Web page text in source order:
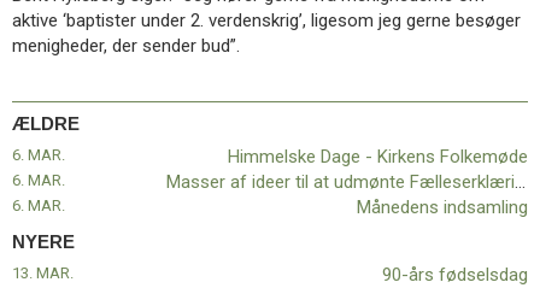
12.0:
Inspiration
13.0:
Værktøjskassen
14.0:
Mission
BaptistKirken
16.0:
Kontakt
Næste
indlæg:
års
fødselsdag
aktive ‘baptister under 2. verdenskrig’, ligesom jeg gerne besøger
menigheder, der sender bud”.
ÆLDRE
6. MAR. Himmelske Dage - Kirkens Folkemøde
6. MAR. Masser af ideer til at udmønte Fælleserklæringen
6. MAR. Månedens indsamling
NYERE
90-års fødselsdag
13. MAR.